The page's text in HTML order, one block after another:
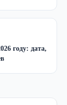
году: дата,